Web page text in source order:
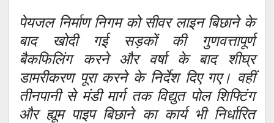
पेयजल निर्माण निगम को सीवर लाइन बिछाने के
बाद खोदी गई सड़कों की गुणवत्तापूर्ण
बैकफिलिंग करने और वर्षा के बाद शीघ्र
डामरीकरण पूरा करने के निर्देश दिए गए। वहीं
तीनपानी से मंडी मार्ग तक विद्युत पोल शिफ्टिंग
और ह्यूम पाइप बिछाने का कार्य भी निर्धारित